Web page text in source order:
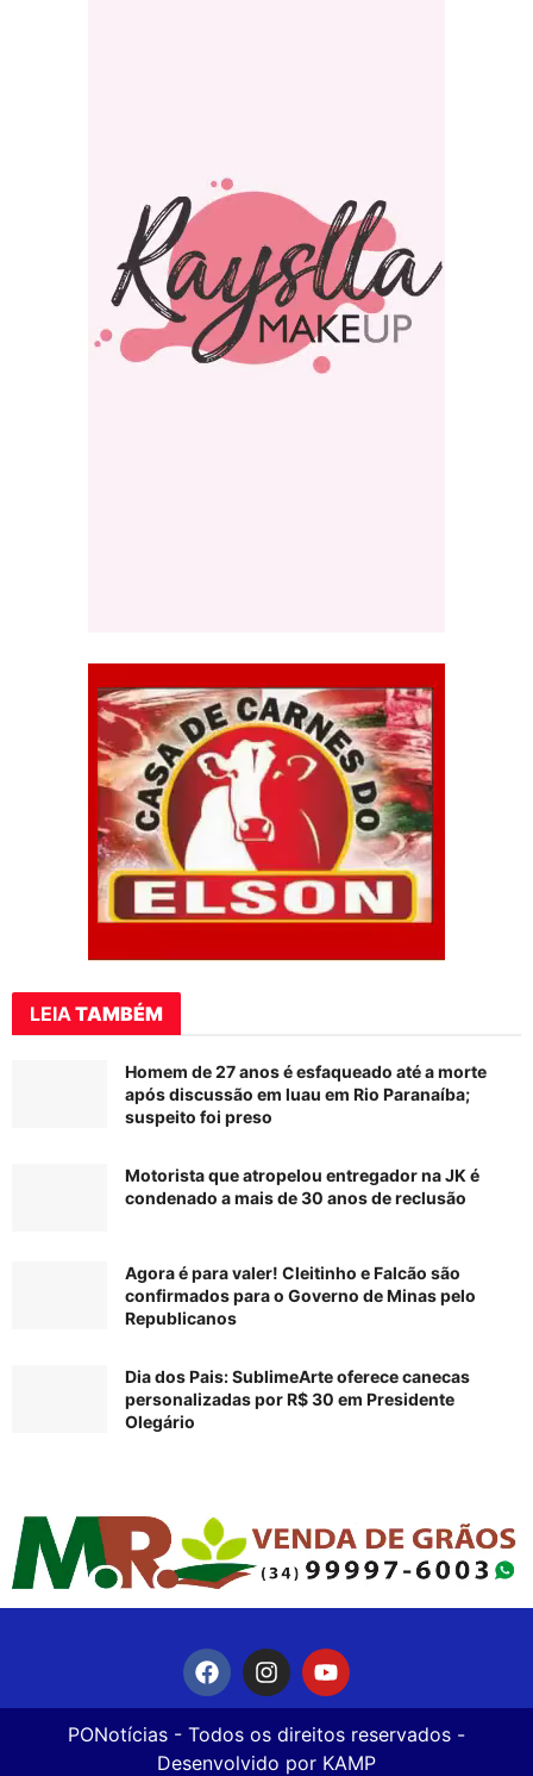
LEIA TAMBÉM
Homem de 27 anos é esfaqueado até a morte
após discussão em luau em Rio Paranaíba;
suspeito foi preso
Motorista que atropelou entregador na JK é
condenado a mais de 30 anos de reclusão
Agora é para valer! Cleitinho e Falcão são
confirmados para o Governo de Minas pelo
Republicanos
Dia dos Pais: SublimeArte oferece canecas
personalizadas por R$ 30 em Presidente
Olegário
PONotícias - Todos os direitos reservados -
Desenvolvido por KAMP